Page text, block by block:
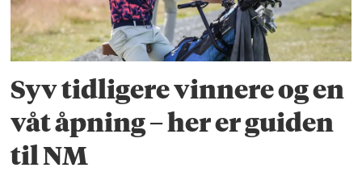
Syv tidligere vinnere og en
våt åpning – her er guiden
til NM